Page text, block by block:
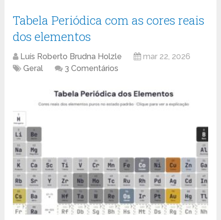
Tabela Periódica com as cores reais
dos elementos
Luís Roberto Brudna Holzle
mar 22, 2026
Geral
3 Comentários